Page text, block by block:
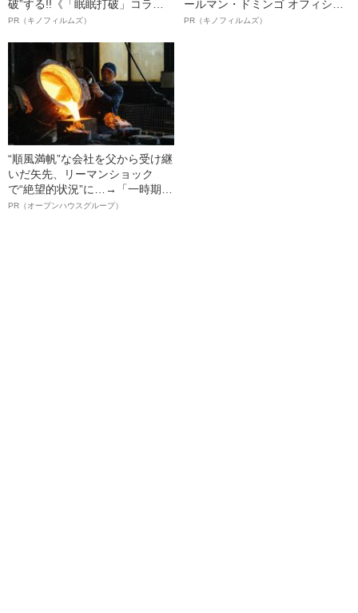
破”する!!《「眠眠打破」コラ
ボ》
PR（キノフィルムズ）
ールマン・ドミンゴ オフィシャ
ルインタビュー“観客を魅了した
PR（キノフィルムズ）
“順風満帆”な会社を父から受け継
いだ矢先、リーマンショック
で“絶望的状況”に…→「一時期は
納品3年待ち」のヒット商品を生
PR（オープンハウスグループ）